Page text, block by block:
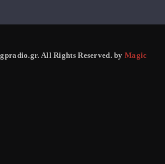
All Rights Reserved. byMagic